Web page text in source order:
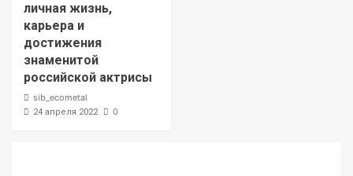
личная жизнь,
карьера и
достижения
знаменитой
российской актрисы
sib_ecometal
24 апреля 2022 0